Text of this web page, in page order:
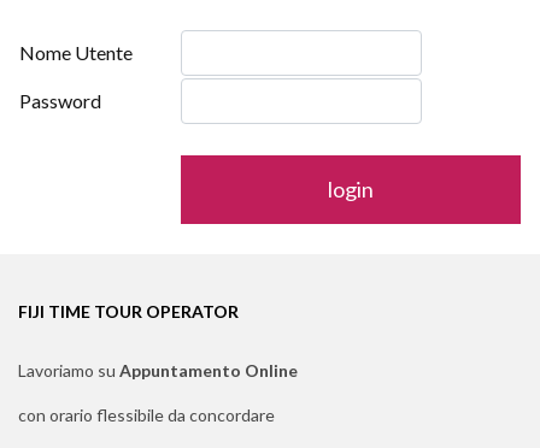
Nome Utente
Password
FIJI TIME TOUR OPERATOR
Lavoriamo su Appuntamento Online
con orario flessibile da concordare